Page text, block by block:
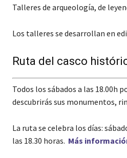
Talleres de arqueología, de
Los talleres se desarrollan en
Ruta del casco
Todos los sábados a las 18.00h
descubrirás sus monumentos,
La ruta se celebra los días:
las 18.30 horas. Más